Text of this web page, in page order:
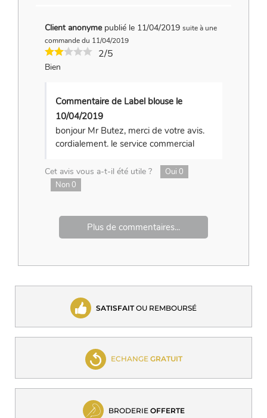
Client anonyme publié le 11/04/2019 suite à une
commande du 11/04/2019
2/5
Bien
Commentaire de Label blouse le
10/04/2019
bonjour Mr Butez, merci de votre avis.
cordialement. le service commercial
Cet avis vous a-t-il été utile ? Oui 0
Non0
Plus de commentaires...
SATISFAITOU REMBOURSÉ
ECHANGE GRATUIT
BRODERIE OFFERTE